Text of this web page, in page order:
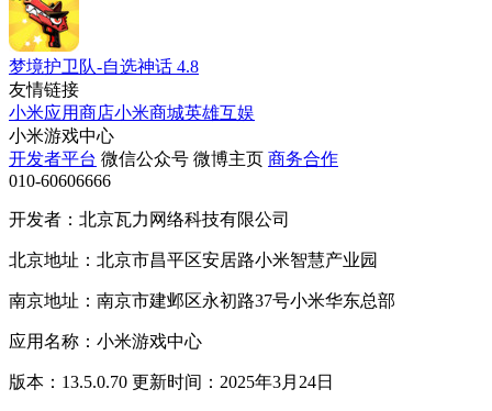
梦境护卫队-自选神话 4.8
友情链接
小米应用商店小米商城英雄互娱
小米游戏中心
开发者平台 微信公众号 微博主页 商务合作
010-60606666
开发者：北京瓦力网络科技有限公司
北京地址：北京市昌平区安居路小米智慧产业园
南京地址：南京市建邺区永初路37号小米华东总部
应用名称：小米游戏中心
版本：13.5.0.70 更新时间：2025年3月24日